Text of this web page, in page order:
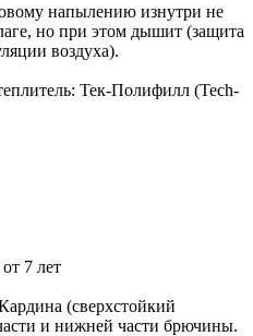
напылению изнутри не
но при этом дышит (защита
воздуха).
Тек-Полифилл (Tech-
7 лет
(сверхстойкий
и нижней части брючины.